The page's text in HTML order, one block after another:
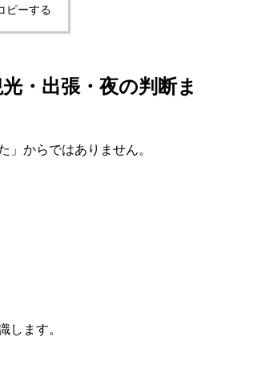
ピーする
・出張・夜の判断ま
からではありません。
ます。